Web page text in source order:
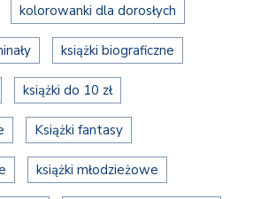
kolorowanki dla dorosłych
książki biograficzne
książki do 10 zł
Książki fantasy
książki młodzieżowe